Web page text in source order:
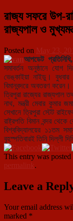
রাজ্য সফরে উপ-
রাজ্যপাল ও
Posted on May 23,
আপডেট
সমাবর্তন অনুষ্ঠানে যোগ
ভেঙ্কাইয়া নাইডু। বুধবার
বিমানবন্দরে অবতরণ
ত্রিপুরা রাজ্যের রাজ্যপাল
নাথ, মন্ত্রী মেবার কুমার
সেখানে ত্রিপুরা স্টেট
রাষ্ট্রপতি বিমান বন্দর
বিশ্ববিদ্যালয়ের ১১তম
বৃহস্পতিবারই তিনি দিল্লী
This entry was posted
permalink.
Leave a
Your email address
marked *